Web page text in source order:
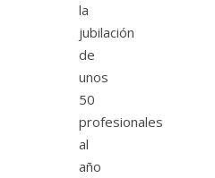
la
jubilación
de
unos
50
profesionales
al
año